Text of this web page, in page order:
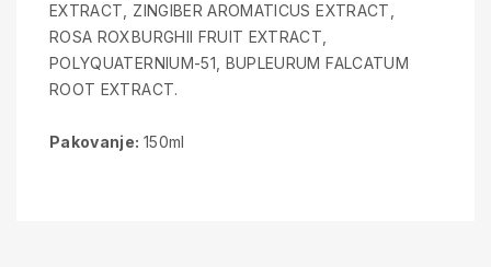
EXTRACT, ZINGIBER AROMATICUS EXTRACT,
ROSA ROXBURGHII FRUIT EXTRACT,
POLYQUATERNIUM-51, BUPLEURUM FALCATUM
ROOT EXTRACT.
Pakovanje: 150ml